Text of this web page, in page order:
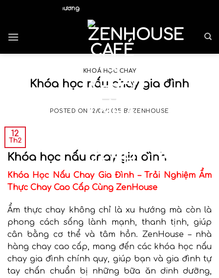
KHOÁ HỌC CHAY
Khóa học nấu chay gia đình
POSTED ON 12/02/2025 BYZENHOUSE
12
Th2
Khóa học nấu chay gia đình
Khóa Học Nấu Chay Gia Đình – Trải Nghiệm Ẩm
Thực Chay Cao Cấp Cùng ZenHouse
Ẩm thực chay không chỉ là xu hướng mà còn là
phong cách sống lành mạnh, thanh tịnh, giúp
cân bằng cơ thể và tâm hồn. ZenHouse – nhà
hàng chay cao cấp, mang đến các khóa học nấu
chay gia đình chính quy, giúp bạn và gia đình tự
tay chấn chuẩn bị những bữa ăn dinh dưỡng,